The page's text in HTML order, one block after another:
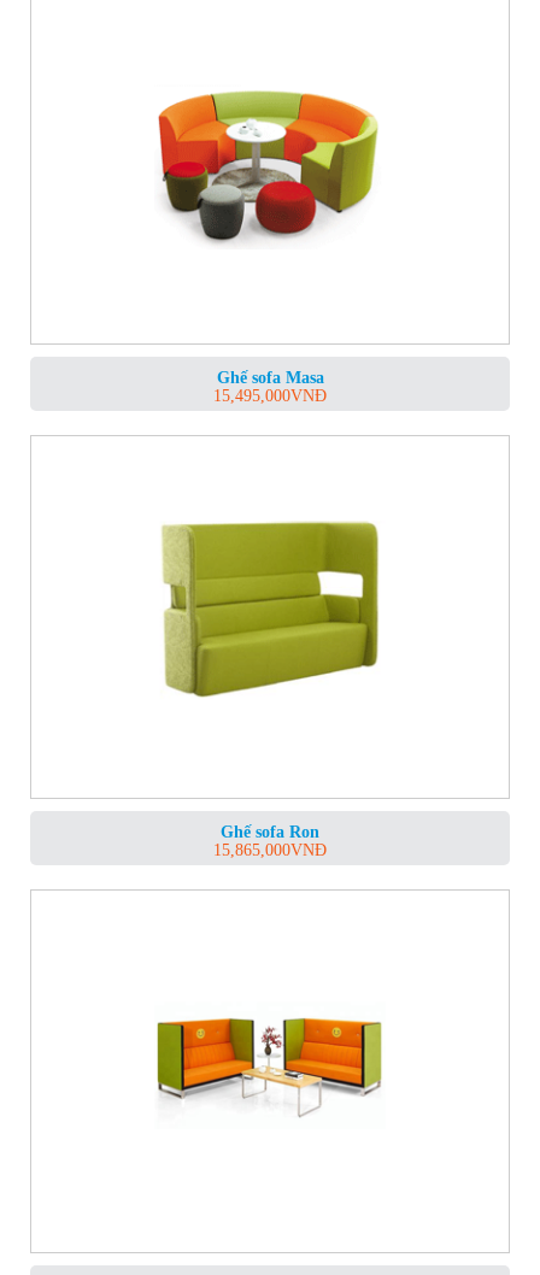
Ghế sofa Masa
15,495,000VNĐ
Ghế sofa Ron
15,865,000VNĐ